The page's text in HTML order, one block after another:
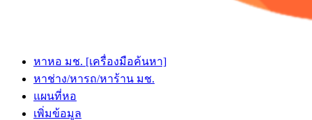
หาหอ มช. [เครื่องมือค้นหา]
หาช่าง/หารถ/หาร้าน มช.
แผนที่หอ
เพิ่มข้อมูล